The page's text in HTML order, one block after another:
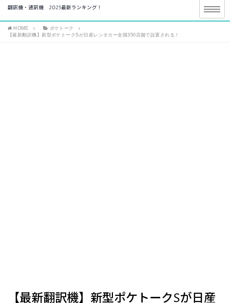
翻訳機・通訳機 2025最新ランキング！
HOME
ポケトーク
【最新翻訳機】新型ポケトークSが日産レンタカー全国350店舗で設置される！
【最新翻訳機】新型ポケトークSが日産